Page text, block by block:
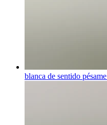
blanca de sentido pésame